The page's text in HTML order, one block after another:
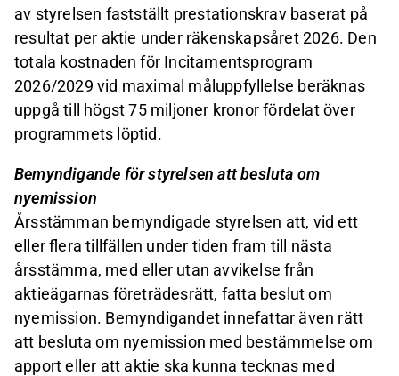
av styrelsen fastställt prestationskrav baserat på
resultat per aktie under räkenskapsåret 2026. Den
totala kostnaden för Incitamentsprogram
2026/2029 vid maximal måluppfyllelse beräknas
uppgå till högst 75 miljoner kronor fördelat över
programmets löptid.
Bemyndigande för styrelsen att besluta om
nyemission
Årsstämman bemyndigade styrelsen att, vid ett
eller flera tillfällen under tiden fram till nästa
årsstämma, med eller utan avvikelse från
aktieägarnas företrädesrätt, fatta beslut om
nyemission. Bemyndigandet innefattar även rätt
att besluta om nyemission med bestämmelse om
apport eller att aktie ska kunna tecknas med